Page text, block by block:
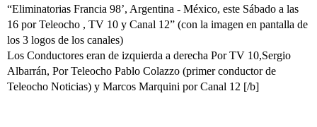
“Eliminatorias Francia 98’, Argentina - México, este Sábado a las
16 por Teleocho , TV 10 y Canal 12” (con la imagen en pantalla de
los 3 logos de los canales)
Los Conductores eran de izquierda a derecha Por TV 10,Sergio
Albarrán, Por Teleocho Pablo Colazzo (primer conductor de
Teleocho Noticias) y Marcos Marquini por Canal 12 [/b]